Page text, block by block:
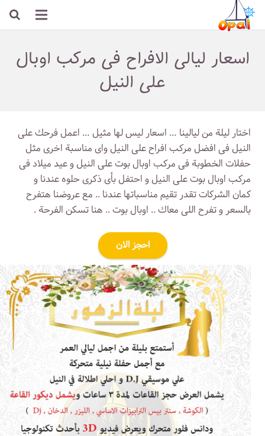
اسعار ليالى الافراح فى مركب اوبال
على النيل
اختار ليلة من ليالينا … اسعار ليس لها مثيل … اعمل فرحك على
النيل فى افضل مركب افراح على النيل واى مناسبة اخرى مثل
حفلات الخطوبة فى مركب اوبال بوت على النيل و عيد ميلاد فى
مركب اوبال بوت على النيل و احتفل بأى ذكرى حلوه عندنا و
كمان الشركات تقدر تقيم مناسباتها عندنا .. مع عروضنا هتفرح
بالسعر و تفرح اللى معاك .. اوبال بوت .. هنا تسكن الفرحة .
احجز الان